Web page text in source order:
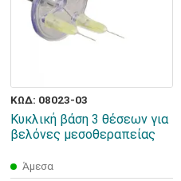
ΚΩΔ: 08023-03
Κυκλική βάση 3 θέσεων για
βελόνες μεσοθεραπείας
Άμεσα